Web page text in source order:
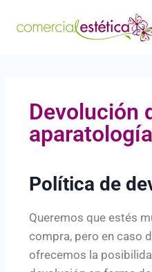
Devolución
Política de
Queremos que estés
compra, pero en caso
ofrecemos la